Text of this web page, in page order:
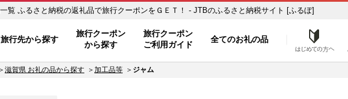
滋賀県【ジャム】のお礼の品一覧 ふるさと納税の返礼品で旅行クーポンをＧＥＴ！ - JTBのふるさと納税サイト [ふるぽ]
旅行先から探す
旅行クーポン
から探す
旅行クーポン
ご利用ガイド
全てのお礼の品
滋賀県 お礼の品から探す 加工品等 ジャム